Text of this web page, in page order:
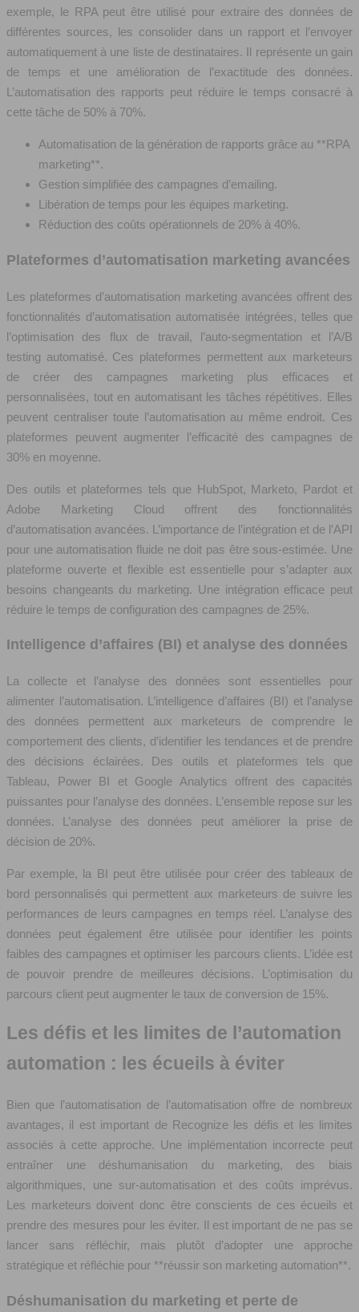
exemple, le RPA peut être utilisé pour extraire des données de
différentes sources, les consolider dans un rapport et l’envoyer
automatiquement à une liste de destinataires. Il représente un gain
de temps et une amélioration de l’exactitude des données.
L’automatisation des rapports peut réduire le temps consacré à
cette tâche de 50% à 70%.
Automatisation de la génération de rapports grâce au **RPA
marketing**.
Gestion simplifiée des campagnes d’emailing.
Libération de temps pour les équipes marketing.
Réduction des coûts opérationnels de 20% à 40%.
Plateformes d’automatisation marketing avancées
Les plateformes d’automatisation marketing avancées offrent des
fonctionnalités d’automatisation automatisée intégrées, telles que
l’optimisation des flux de travail, l’auto-segmentation et l’A/B
testing automatisé. Ces plateformes permettent aux marketeurs
de créer des campagnes marketing plus efficaces et
personnalisées, tout en automatisant les tâches répétitives. Elles
peuvent centraliser toute l’automatisation au même endroit. Ces
plateformes peuvent augmenter l’efficacité des campagnes de
30% en moyenne.
Des outils et plateformes tels que HubSpot, Marketo, Pardot et
Adobe Marketing Cloud offrent des fonctionnalités
d’automatisation avancées. L’importance de l’intégration et de l’API
pour une automatisation fluide ne doit pas être sous-estimée. Une
plateforme ouverte et flexible est essentielle pour s’adapter aux
besoins changeants du marketing. Une intégration efficace peut
réduire le temps de configuration des campagnes de 25%.
Intelligence d’affaires (BI) et analyse des données
La collecte et l’analyse des données sont essentielles pour
alimenter l’automatisation. L’intelligence d’affaires (BI) et l’analyse
des données permettent aux marketeurs de comprendre le
comportement des clients, d’identifier les tendances et de prendre
des décisions éclairées. Des outils et plateformes tels que
Tableau, Power BI et Google Analytics offrent des capacités
puissantes pour l’analyse des données. L’ensemble repose sur les
données. L’analyse des données peut améliorer la prise de
décision de 20%.
Par exemple, la BI peut être utilisée pour créer des tableaux de
bord personnalisés qui permettent aux marketeurs de suivre les
performances de leurs campagnes en temps réel. L’analyse des
données peut également être utilisée pour identifier les points
faibles des campagnes et optimiser les parcours clients. L’idée est
de pouvoir prendre de meilleures décisions. L’optimisation du
parcours client peut augmenter le taux de conversion de 15%.
Les défis et les limites de l’automation
automation : les écueils à éviter
Bien que l’automatisation de l’automatisation offre de nombreux
avantages, il est important de Recognize les défis et les limites
associés à cette approche. Une implémentation incorrecte peut
entraîner une déshumanisation du marketing, des biais
algorithmiques, une sur-automatisation et des coûts imprévus.
Les marketeurs doivent donc être conscients de ces écueils et
prendre des mesures pour les éviter. Il est important de ne pas se
lancer sans réfléchir, mais plutôt d’adopter une approche
stratégique et réfléchie pour **réussir son marketing automation**.
Déshumanisation du marketing et perte de